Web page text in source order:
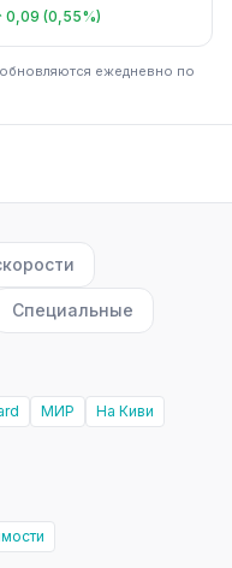
0,09 (0,55%)
ежедневно по
Специальные
МИР
На Киви